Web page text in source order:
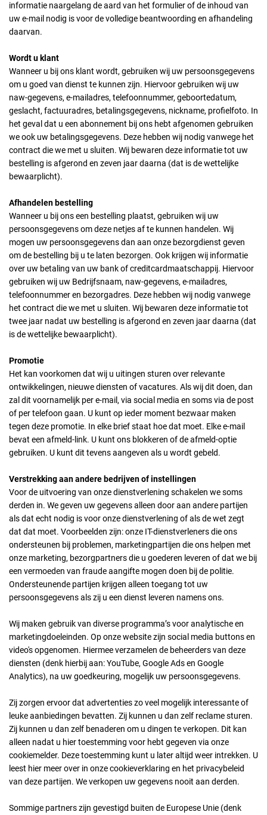
informatie naargelang de aard van het formulier of de inhoud van
uw e-mail nodig is voor de volledige beantwoording en afhandeling
daarvan.
Wordt u klant
Wanneer u bij ons klant wordt, gebruiken wij uw persoonsgegevens
om u goed van dienst te kunnen zijn. Hiervoor gebruiken wij uw
naw-gegevens, e-mailadres, telefoonnummer, geboortedatum,
geslacht, factuuradres, betalingsgegevens, nickname, profielfoto. In
het geval dat u een abonnement bij ons hebt afgenomen gebruiken
we ook uw betalingsgegevens. Deze hebben wij nodig vanwege het
contract die we met u sluiten. Wij bewaren deze informatie tot uw
bestelling is afgerond en zeven jaar daarna (dat is de wettelijke
bewaarplicht).
Afhandelen bestelling
Wanneer u bij ons een bestelling plaatst, gebruiken wij uw
persoonsgegevens om deze netjes af te kunnen handelen. Wij
mogen uw persoonsgegevens dan aan onze bezorgdienst geven
om de bestelling bij u te laten bezorgen. Ook krijgen wij informatie
over uw betaling van uw bank of creditcardmaatschappij. Hiervoor
gebruiken wij uw Bedrijfsnaam, naw-gegevens, e-mailadres,
telefoonnummer en bezorgadres. Deze hebben wij nodig vanwege
het contract die we met u sluiten. Wij bewaren deze informatie tot
twee jaar nadat uw bestelling is afgerond en zeven jaar daarna (dat
is de wettelijke bewaarplicht).
Promotie
Het kan voorkomen dat wij u uitingen sturen over relevante
ontwikkelingen, nieuwe diensten of vacatures. Als wij dit doen, dan
zal dit voornamelijk per e-mail, via social media en soms via de post
of per telefoon gaan. U kunt op ieder moment bezwaar maken
tegen deze promotie. In elke brief staat hoe dat moet. Elke e-mail
bevat een afmeld-link. U kunt ons blokkeren of de afmeld-optie
gebruiken. U kunt dit tevens aangeven als u wordt gebeld.
Verstrekking aan andere bedrijven of instellingen
Voor de uitvoering van onze dienstverlening schakelen we soms
derden in. We geven uw gegevens alleen door aan andere partijen
als dat echt nodig is voor onze dienstverlening of als de wet zegt
dat dat moet. Voorbeelden zijn: onze IT-dienstverleners die ons
ondersteunen bij problemen, marketingpartijen die ons helpen met
onze marketing, bezorgpartners die u goederen leveren of dat we bij
een vermoeden van fraude aangifte mogen doen bij de politie.
Ondersteunende partijen krijgen alleen toegang tot uw
persoonsgegevens als zij u een dienst leveren namens ons.
Wij maken gebruik van diverse programma’s voor analytische en
marketingdoeleinden. Op onze website zijn social media buttons en
video's opgenomen. Hiermee verzamelen de beheerders van deze
diensten (denk hierbij aan: YouTube, Google Ads en Google
Analytics), na uw goedkeuring, mogelijk uw persoonsgegevens.
Zij zorgen ervoor dat advertenties zo veel mogelijk interessante of
leuke aanbiedingen bevatten. Zij kunnen u dan zelf reclame sturen.
Zij kunnen u dan zelf benaderen om u dingen te verkopen. Dit kan
alleen nadat u hier toestemming voor hebt gegeven via onze
cookiemelder. Deze toestemming kunt u later altijd weer intrekken. U
leest hier meer over in onze cookieverklaring en het privacybeleid
van deze partijen. We verkopen uw gegevens nooit aan derden.
Sommige partners zijn gevestigd buiten de Europese Unie (denk